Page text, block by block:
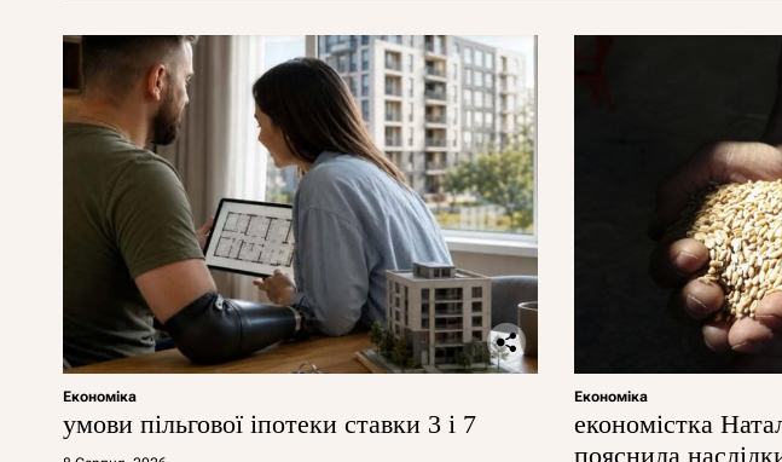
Економіка
умови пільгової іпотеки ставки 3 і 7
Економіка
економістка
пояснила